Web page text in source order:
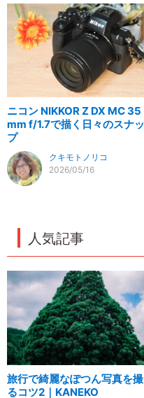
ニコン NIKKOR Z DX MC 35
mm f/1.7で描く日々のスナッ
プ
クキモトノリコ
2026/05/16
人気記事
旅行で綺麗なぽつん写真を撮
るコツ2｜KANEKO